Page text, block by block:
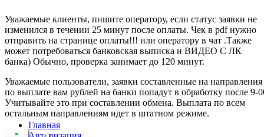
Уважаемые клиенты, пишите оператору, если статус заявки не
изменился в течении 25 минут после оплаты. Чек в pdf нужно
отправить на странице оплаты!!! или оператору в чат .Также
может потребоваться банковская выписка и ВИДЕО С ЛК
банка) Обычно, проверка занимает до 120 минут.
Уважаемые пользователи, заявки составленные на направления
по выплате вам рублей на банки попадут в обработку после 9-
Учитывайте это при составлении обмена. Выплата по всем
остальным направлениям идет в штатном режиме.
Главная